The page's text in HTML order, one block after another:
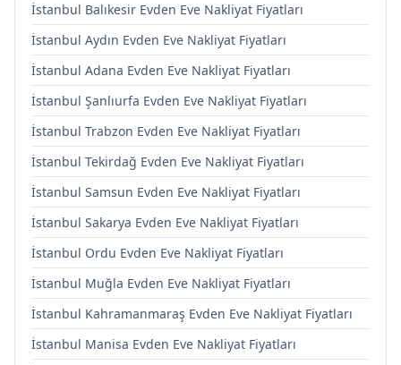
İstanbul Balıkesir Evden Eve Nakliyat Fiyatları
İstanbul Aydın Evden Eve Nakliyat Fiyatları
İstanbul Adana Evden Eve Nakliyat Fiyatları
İstanbul Şanlıurfa Evden Eve Nakliyat Fiyatları
İstanbul Trabzon Evden Eve Nakliyat Fiyatları
İstanbul Tekirdağ Evden Eve Nakliyat Fiyatları
İstanbul Samsun Evden Eve Nakliyat Fiyatları
İstanbul Sakarya Evden Eve Nakliyat Fiyatları
İstanbul Ordu Evden Eve Nakliyat Fiyatları
İstanbul Muğla Evden Eve Nakliyat Fiyatları
İstanbul Kahramanmaraş Evden Eve Nakliyat Fiyatları
İstanbul Manisa Evden Eve Nakliyat Fiyatları